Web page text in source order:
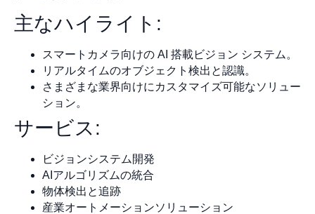
主なハイライト:
スマートカメラ向けの AI 搭載ビジョン システム。
リアルタイムのオブジェクト検出と認識。
さまざまな業界向けにカスタマイズ可能なソリュー
ション。
サービス:
ビジョンシステム開発
AIアルゴリズムの統合
物体検出と追跡
産業オートメーションソリューション